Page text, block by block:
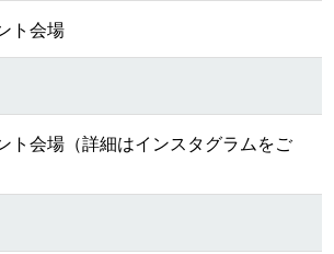
ト会場
ト会場（詳細はインスタグラムをご